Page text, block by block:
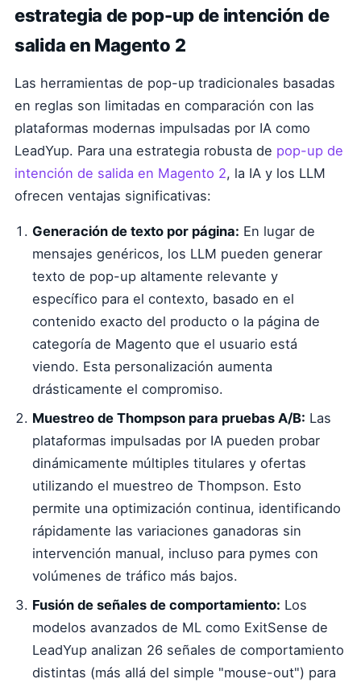
estrategia de pop-up de intención de
salida en Magento 2
Las herramientas de pop-up tradicionales basadas
en reglas son limitadas en comparación con las
plataformas modernas impulsadas por IA como
LeadYup. Para una estrategia robusta de pop-up de
intención de salida en Magento 2, la IA y los LLM
ofrecen ventajas significativas:
Generación de texto por página: En lugar de
mensajes genéricos, los LLM pueden generar
texto de pop-up altamente relevante y
específico para el contexto, basado en el
contenido exacto del producto o la página de
categoría de Magento que el usuario está
viendo. Esta personalización aumenta
drásticamente el compromiso.
Muestreo de Thompson para pruebas A/B: Las
plataformas impulsadas por IA pueden probar
dinámicamente múltiples titulares y ofertas
utilizando el muestreo de Thompson. Esto
permite una optimización continua, identificando
rápidamente las variaciones ganadoras sin
intervención manual, incluso para pymes con
volúmenes de tráfico más bajos.
Fusión de señales de comportamiento: Los
modelos avanzados de ML como ExitSense de
LeadYup analizan 26 señales de comportamiento
distintas (más allá del simple "mouse-out") para